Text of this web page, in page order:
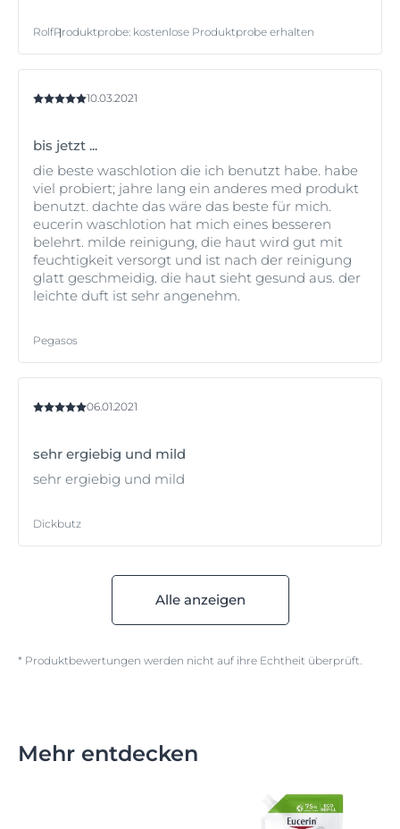
RolfProduktprobe: kostenlose Produktprobe erhalten
10.03.2021
bis jetzt ...
die beste waschlotion die ich benutzt habe. habe
viel probiert; jahre lang ein anderes med produkt
benutzt. dachte das wäre das beste für mich.
eucerin waschlotion hat mich eines besseren
belehrt. milde reinigung, die haut wird gut mit
feuchtigkeit versorgt und ist nach der reinigung
glatt geschmeidig. die haut sieht gesund aus. der
leichte duft ist sehr angenehm.
Pegasos
06.01.2021
sehr ergiebig und mild
sehr ergiebig und mild
Dickbutz
Alle anzeigen
* Produktbewertungen werden nicht auf ihre Echtheit überprüft.
Mehr entdecken